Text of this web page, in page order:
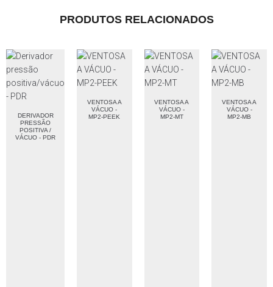
PRODUTOS RELACIONADOS
DERIVADOR
PRESSÃO
POSITIVA /
VÁCUO - PDR
VENTOSA A
VÁCUO -
MP2-PEEK
VENTOSA A
VÁCUO -
MP2-MT
VENTOSA A
VÁCUO -
MP2-MB